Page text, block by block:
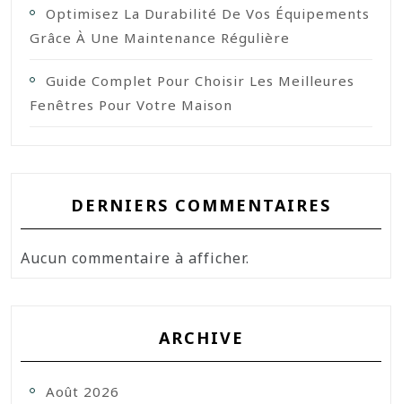
Optimisez La Durabilité De Vos Équipements
Grâce À Une Maintenance Régulière
Guide Complet Pour Choisir Les Meilleures
Fenêtres Pour Votre Maison
DERNIERS COMMENTAIRES
Aucun commentaire à afficher.
ARCHIVE
Août 2026